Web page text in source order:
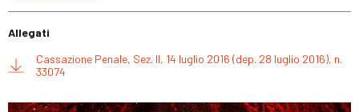
Allegati
Cassazione Penale, Sez. II, 14 luglio 2016 (dep. 28 luglio 2016), n.
33074